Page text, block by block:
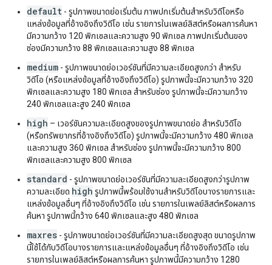
"imageUrl": string
},
"channelItem":
"resourceId":
},
}
}
default - รูปภาพขนาดย่อเริ่มต้น ภาพปกเริ่มต้นสำหรับวิดีโอหรือ
แหล่งข้อมูลที่อ้างอิงถึงวิดีโอ เช่น รายการในเพลย์ลิสต์หรือผลการค้นหา
มีความกว้าง 120 พิกเซลและความสูง 90 พิกเซล ภาพปกเริ่มต้นของ
ช่องมีความกว้าง 88 พิกเซลและความสูง 88 พิกเซล
medium - รูปภาพขนาดย่อเวอร์ชันที่มีความละเอียดสูงกว่า สำหรับ
วิดีโอ (หรือแหล่งข้อมูลที่อ้างอิงถึงวิดีโอ) รูปภาพนี้จะมีความกว้าง 320
พิกเซลและความสูง 180 พิกเซล สำหรับช่อง รูปภาพนี้จะมีความกว้าง
240 พิกเซลและสูง 240 พิกเซล
high – เวอร์ชันความละเอียดสูงของรูปภาพขนาดย่อ สำหรับวิดีโอ
(หรือทรัพยากรที่อ้างอิงถึงวิดีโอ) รูปภาพนี้จะมีความกว้าง 480 พิกเซล
และความสูง 360 พิกเซล สำหรับช่อง รูปภาพนี้จะมีความกว้าง 800
พิกเซลและความสูง 800 พิกเซล
standard - รูปภาพขนาดย่อเวอร์ชันที่มีความละเอียดสูงกว่ารูปภาพ
ความละเอียด high รูปภาพนี้พร้อมใช้งานสำหรับวิดีโอบางรายการและ
แหล่งข้อมูลอื่นๆ ที่อ้างอิงถึงวิดีโอ เช่น รายการในเพลย์ลิสต์หรือผลการ
ค้นหา รูปภาพนี้กว้าง 640 พิกเซลและสูง 480 พิกเซล
maxres - รูปภาพขนาดย่อเวอร์ชันที่มีความละเอียดสูงสุด ขนาดรูปภาพ
นี้ใช้ได้กับวิดีโอบางรายการและแหล่งข้อมูลอื่นๆ ที่อ้างอิงถึงวิดีโอ เช่น
รายการในเพลย์ลิสต์หรือผลการค้นหา รูปภาพนี้มีความกว้าง 1280